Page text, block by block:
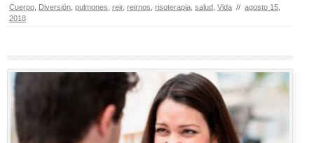
Cuerpo Diversión pulmones reir, reirnos risoterapia salud Vida // agosto 15,
2018